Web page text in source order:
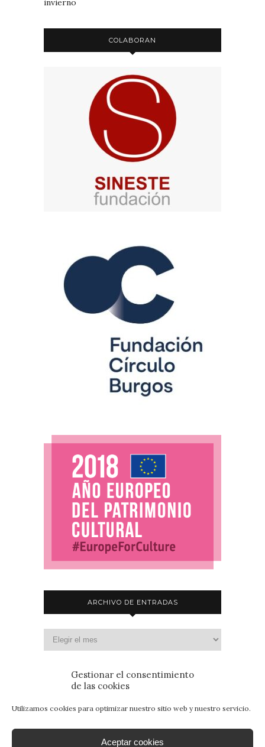
Gestionar el consentimiento
de las cookies
Utilizamos cookies para optimizar nuestro sitio web y nuestro servicio.
Aceptar cookies
invierno
COLABORAN
ARCHIVO DE ENTRADAS